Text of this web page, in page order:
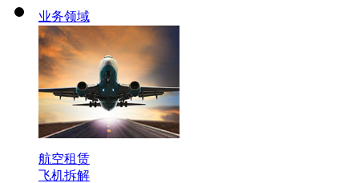
业务领域
航空租赁
飞机拆解